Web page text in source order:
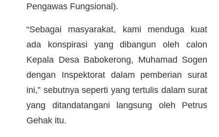
Pengawas Fungsional).
“Sebagai masyarakat, kami menduga kuat
ada konspirasi yang dibangun oleh calon
Kepala Desa Babokerong, Muhamad Sogen
dengan Inspektorat dalam pemberian surat
ini,” sebutnya seperti yang tertulis dalam surat
yang ditandatangani langsung oleh Petrus
Gehak itu.